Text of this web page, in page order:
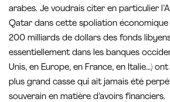
arabes. Je voudrais citer en particulier
Qatar dans cette spoliation économique
200 milliards de dollars des fonds
essentiellement dans les banques
Unis, en Europe, en France, en Italie…)
plus grand casse qui ait jamais été
souverain en matière d’avoirs financiers.